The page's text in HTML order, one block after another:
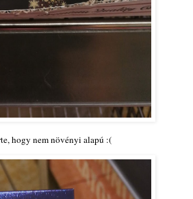
hogy nem növényi alapú :(